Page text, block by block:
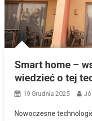
Smart home –
wiedzieć o tej
19 Grudnia 2025
Nowoczesne